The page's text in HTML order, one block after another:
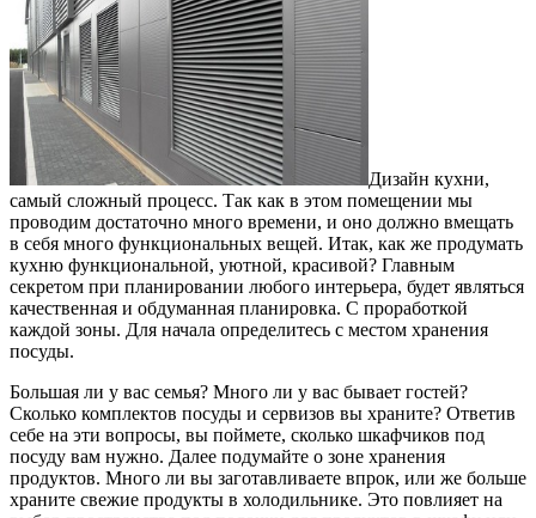
Дизайн кухни,
самый сложный процесс. Так как в этом помещении мы
проводим достаточно много времени, и оно должно вмещать
в себя много функциональных вещей. Итак, как же продумать
кухню функциональной, уютной, красивой? Главным
секретом при планировании любого интерьера, будет являться
качественная и обдуманная планировка. С проработкой
каждой зоны. Для начала определитесь с местом хранения
посуды.
Большая ли у вас семья? Много ли у вас бывает гостей?
Сколько комплектов посуды и сервизов вы храните? Ответив
себе на эти вопросы, вы поймете, сколько шкафчиков под
посуду вам нужно. Далее подумайте о зоне хранения
продуктов. Много ли вы заготавливаете впрок, или же больше
храните свежие продукты в холодильнике. Это повлияет на